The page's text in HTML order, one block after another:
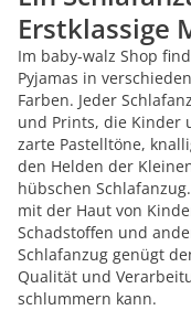
Erstklassige
Im baby-walz Shop
Pyjamas in
Farben. Jeder
und Prints, die Kinder
zarte Pastelltöne,
den Helden der
hübschen
mit der Haut von
Schadstoffen und
Schlafanzug genügt
Qualität und
schlummern kann.